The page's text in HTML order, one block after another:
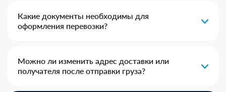
Какие документы необходимы для
оформления перевозки?
Можно ли изменить адрес доставки или
получателя после отправки груза?